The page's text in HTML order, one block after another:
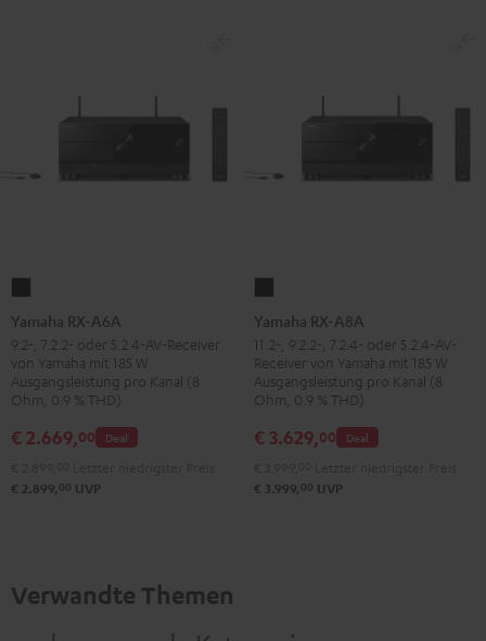
RX-
A6A
Schwarz
Yamaha RX-A6A
9.2-, 7.2.2- oder 5.2.4-AV-Receiver
von Yamaha mit 185 W
Ausgangsleistung pro Kanal (8
Ohm, 0.9 % THD)
Deal
€ 2.669,00
€ 2.899, 00 UVP
RX-
A8A
Schwarz
Yamaha RX-A8A
11.2-, 9.2.2-, 7.2.4- oder 5.2.4-AV-
Receiver von Yamaha mit 185 W
Ausgangsleistung pro Kanal (8
Ohm, 0.9 % THD)
Deal
€ 3.629,00
€ 3.999, 00 UVP
Verwandte Themen